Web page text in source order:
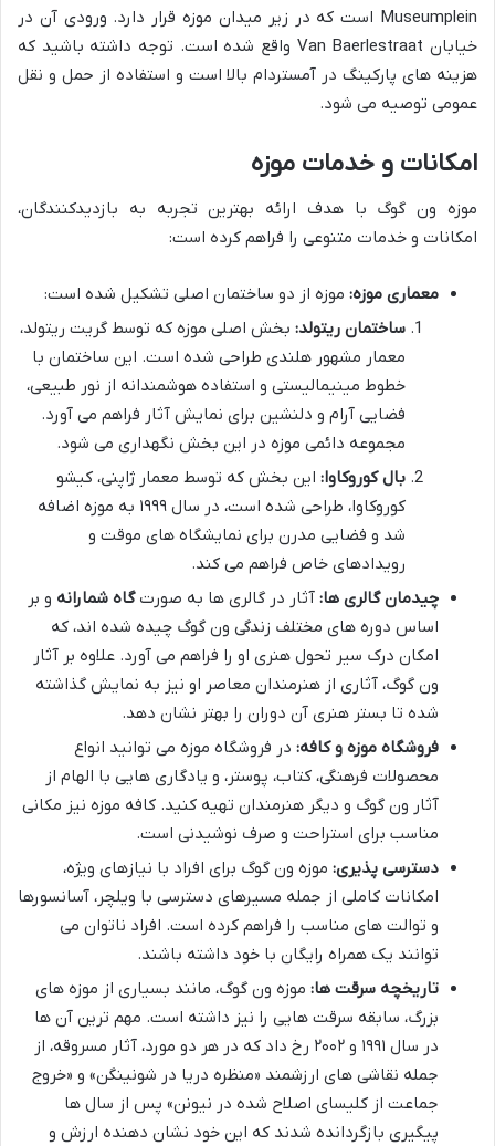
Museumplein است که در زیر میدان موزه قرار دارد. ورودی آن در
خیابان Van Baerlestraat واقع شده است. توجه داشته باشید که
هزینه های پارکینگ در آمستردام بالا است و استفاده از حمل و نقل
عمومی توصیه می شود.
امکانات و خدمات موزه
موزه ون گوگ با هدف ارائه بهترین تجربه به بازدیدکنندگان،
امکانات و خدمات متنوعی را فراهم کرده است:
معماری موزه: موزه از دو ساختمان اصلی تشکیل شده است:
ساختمان ریتولد: بخش اصلی موزه که توسط گریت ریتولد،
معمار مشهور هلندی طراحی شده است. این ساختمان با
خطوط مینیمالیستی و استفاده هوشمندانه از نور طبیعی،
فضایی آرام و دلنشین برای نمایش آثار فراهم می آورد.
مجموعه دائمی موزه در این بخش نگهداری می شود.
بال کوروکاوا: این بخش که توسط معمار ژاپنی، کیشو
کوروکاوا، طراحی شده است، در سال ۱۹۹۹ به موزه اضافه
شد و فضایی مدرن برای نمایشگاه های موقت و
رویدادهای خاص فراهم می کند.
چیدمان گالری ها: آثار در گالری ها به صورتگاه شمارانه و بر
اساس دوره های مختلف زندگی ون گوگ چیده شده اند، که
امکان درک سیر تحول هنری او را فراهم می آورد. علاوه بر آثار
ون گوگ، آثاری از هنرمندان معاصر او نیز به نمایش گذاشته
شده تا بستر هنری آن دوران را بهتر نشان دهد.
فروشگاه موزه و کافه: در فروشگاه موزه می توانید انواع
محصولات فرهنگی، کتاب، پوستر، و یادگاری هایی با الهام از
آثار ون گوگ و دیگر هنرمندان تهیه کنید. کافه موزه نیز مکانی
مناسب برای استراحت و صرف نوشیدنی است.
دسترسی پذیری: موزه ون گوگ برای افراد با نیازهای ویژه،
امکانات کاملی از جمله مسیرهای دسترسی با ویلچر، آسانسورها
و توالت های مناسب را فراهم کرده است. افراد ناتوان می
توانند یک همراه رایگان با خود داشته باشند.
تاریخچه سرقت ها: موزه ون گوگ، مانند بسیاری از موزه های
بزرگ، سابقه سرقت هایی را نیز داشته است. مهم ترین آن ها
در سال ۱۹۹۱ و ۲۰۰۲ رخ داد که در هر دو مورد، آثار مسروقه، از
جمله نقاشی های ارزشمند «منظره دریا در شونینگن» و «خروج
جماعت از کلیسای اصلاح شده در نیونن» پس از سال ها
پیگیری بازگردانده شدند که این خود نشان دهنده ارزش و